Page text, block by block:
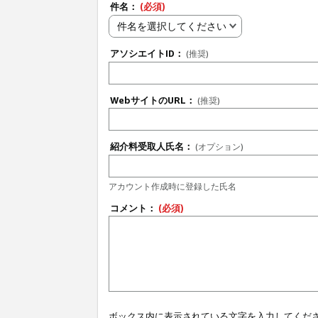
件名： (必須)
件名を選択してください
アソシエイトID： (推奨)
WebサイトのURL： (推奨)
紹介料受取人氏名： (オプション)
アカウント作成時に登録した氏名
コメント： (必須)